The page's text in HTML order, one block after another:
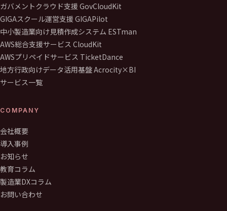
ガバメントクラウド支援 GovCloudKit
GIGAスクール運営支援 GIGAPilot
中小製造業向け見積作成システム ESTman
AWS総合支援サービス CloudKit
AWSプリペイドサービス TicketDance
地方行政向けデータ活用基盤 Acrocity×BI
サービス一覧
COMPANY
会社概要
導入事例
お知らせ
教育コラム
製造業DXコラム
お問い合わせ